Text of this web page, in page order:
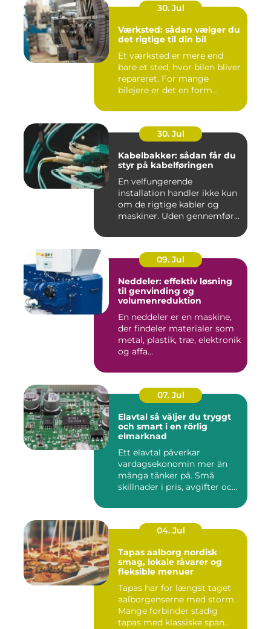
30. Jul
Værksted: sådan vælger du
det rigtige til din bil
Et værksted er mere end
bare et sted, hvor bilen bliver
repareret. For mange
bilejere er det en form...
30. Jul
Kabelbakker: sådan får du
styr på kabelføringen
En velfungerende
installation handler ikke kun
om de rigtige kabler og
maskiner. Uden gennemført
09. Jul
Neddeler: effektiv løsning
til genvinding og
volumenreduktion
En neddeler er en maskine,
der findeler materialer som
metal, plastik, træ, elektronik
og affa...
07. Jul
Elavtal så väljer du tryggt
och smart i en rörlig
elmarknad
Ett elavtal påverkar
vardagsekonomin mer än
många tänker på. Små
skillnader i pris, avgifter och
04. Jul
Tapas aalborg nordisk
smag, lokale råvarer og
fleksible menuer
Tapas har for længst taget
aalborgenserne med storm.
Mange forbinder stadig
tapas med klassiske span...